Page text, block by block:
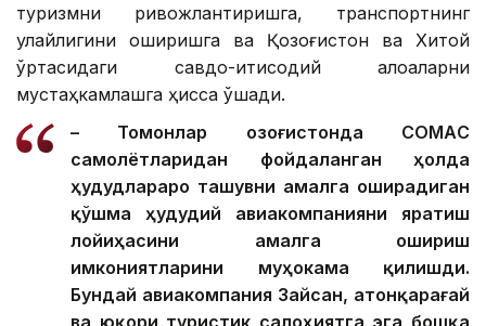
туризмни ривожлантиришга, транспортнинг
қулайлигини оширишга ва Қозоғистон ва Хитой
ўртасидаги савдо-иқтисодий алоқаларни
мустаҳкамлашга ҳисса қўшади.
– Томонлар Қозоғистонда CОМАC
самолётларидан фойдаланган ҳолда
ҳудудлараро ташувни амалга оширадиган
қўшма ҳудудий авиакомпанияни яратиш
лойиҳасини амалга ошириш
имкониятларини муҳокама қилишди.
Бундай авиакомпания Зайсан, Қатонқарағай
ва юқори туристик салоҳиятга эга бошқа